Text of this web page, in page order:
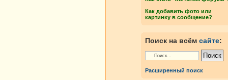
Как добавить фото или
картинку в сообщение?
Поиск на всём сайте:
Расширенный поиск